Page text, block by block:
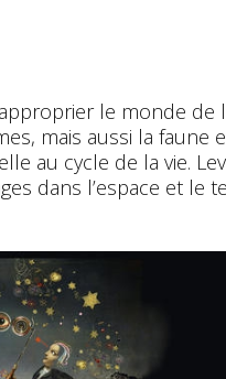
le monde de
mais aussi la faune
au cycle de la vie.
dans l’espace et le